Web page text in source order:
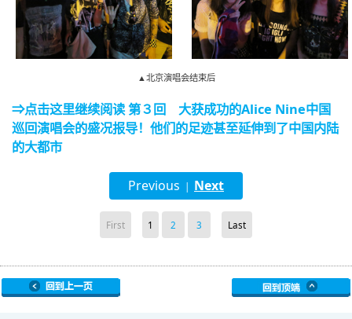
▲北京演唱会结束后
⇒点击这里继续阅读 第３回 大获成功的Alice Nine中国
巡回演唱会的盛况报导！他们的足迹甚至延伸到了中国内陆
的大都市
Previous | Next
First 1 2 3 Last